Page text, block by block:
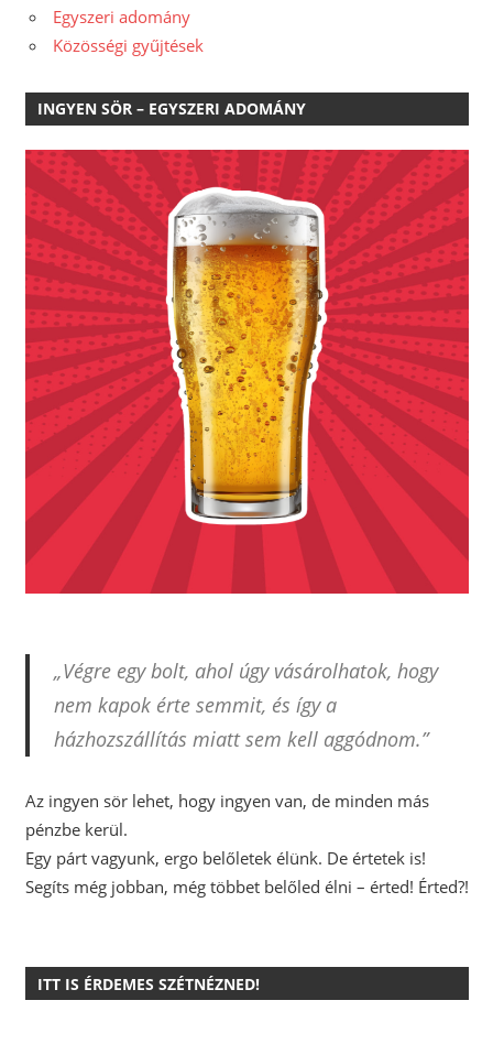
Egyszeri adomány
Közösségi gyűjtések
INGYEN SÖR – EGYSZERI ADOMÁNY
„Végre egy bolt, ahol úgy vásárolhatok, hogy
nem kapok érte semmit, és így a
házhozszállítás miatt sem kell aggódnom.”
Az ingyen sör lehet, hogy ingyen van, de minden más
pénzbe kerül.
Egy párt vagyunk, ergo belőletek élünk. De értetek is!
Segíts még jobban, még többet belőled élni – érted! Érted?!
ITT IS ÉRDEMES SZÉTNÉZNED!